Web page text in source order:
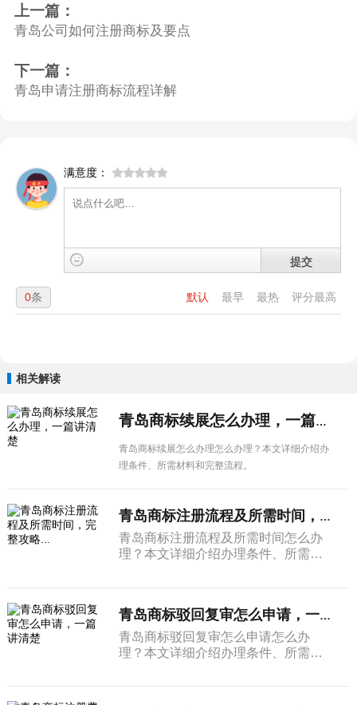
上一篇：
青岛公司如何注册商标及要点
下一篇：
青岛申请注册商标流程详解
满意度：
提交
默认 最早 最热 评分最高
0条
相关解读
青岛商标续展怎么办理，一篇讲清楚
青岛商标续展怎么办理怎么办理？本文详细介绍办
理条件、所需材料和完整流程。
青岛商标注册流程及所需时间，完整攻略...
青岛商标注册流程及所需时间怎么办
理？本文详细介绍办理条件、所需材
青岛商标驳回复审怎么申请，一篇讲清楚
青岛商标驳回复审怎么申请怎么办
理？本文详细介绍办理条件、所需材